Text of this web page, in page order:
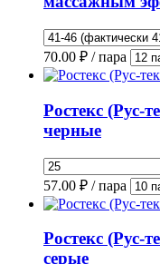
70.00 ₽ / пара
Ростекс (Рус-
черные
57.00 ₽ / пара
Ростекс (Рус-
серые